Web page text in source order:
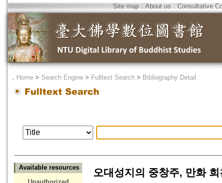
Site map．About us ． Consultative
． Home > Search Engine > Fulltext Search > Bibliography Detail
Available resources
오대성지의 중창주, 만화